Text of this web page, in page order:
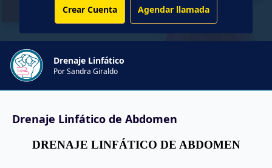
Crear Cuenta Agendar llamada
Drenaje Linfático
Por Sandra Giraldo
Drenaje Linfático de Abdomen
DRENAJE LINFÁTICO DE ABDOMEN